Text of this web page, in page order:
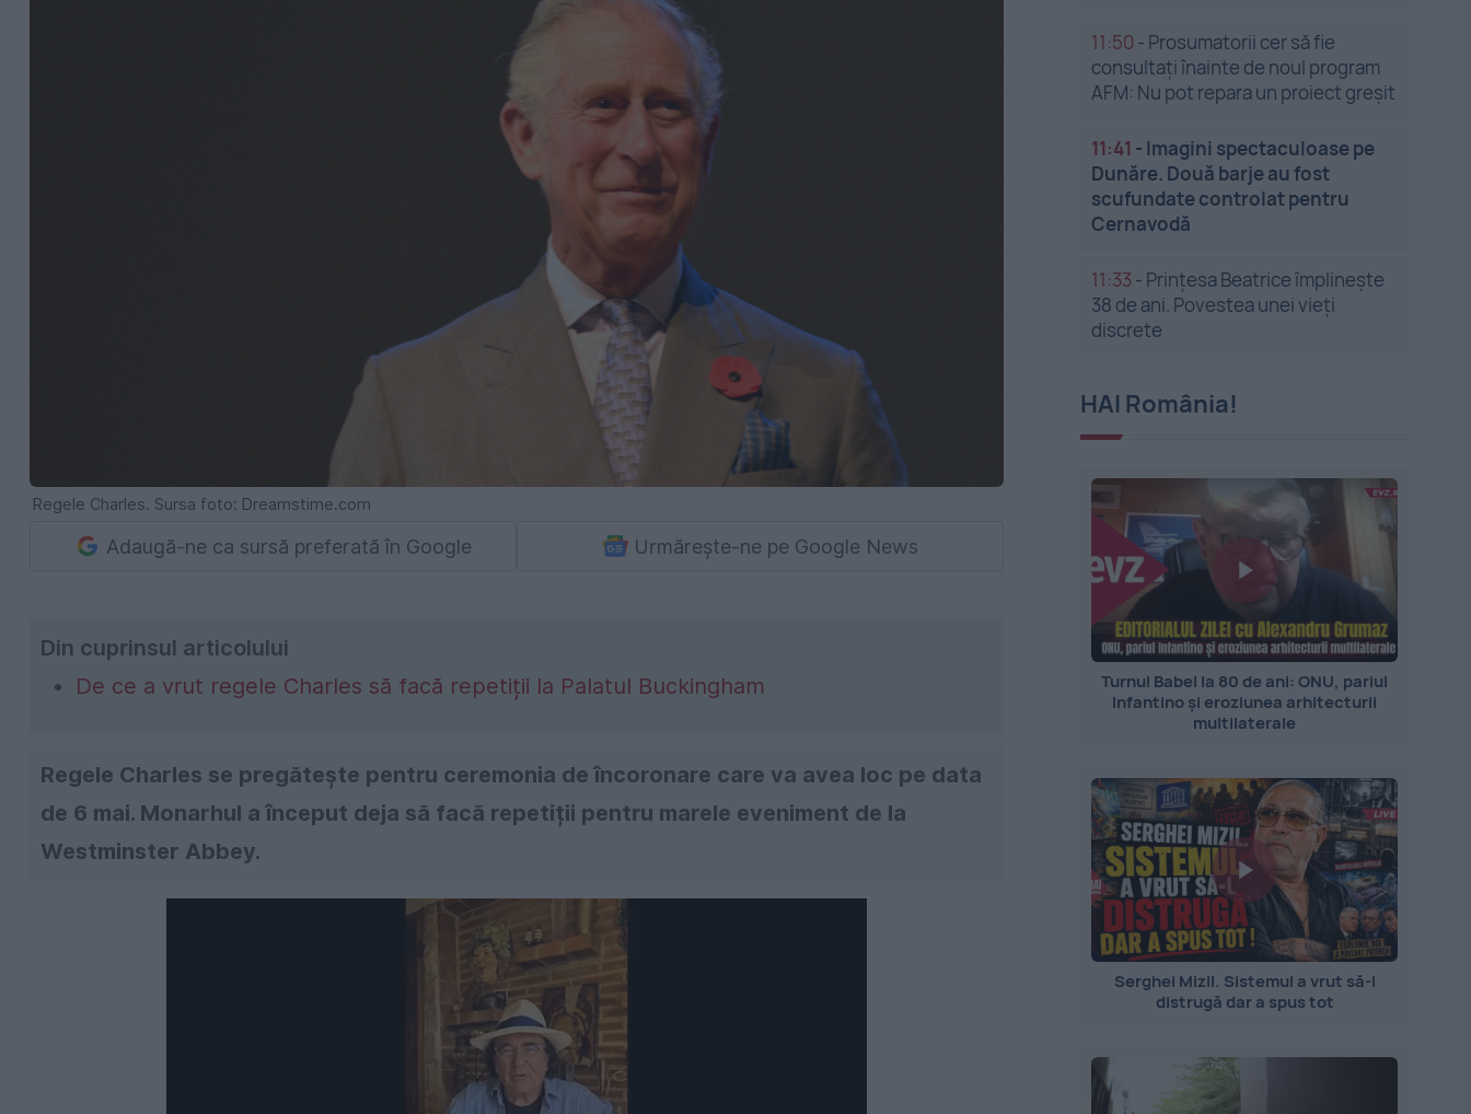
Regele Charles. Sursa foto: Dreamstime.com
Adaugă-ne ca sursă preferată în Google Urmărește-ne pe Google News
Din cuprinsul articolului
De ce a vrut regele Charles să facă repetiții la Palatul Buckingham
Regele Charles se pregătește pentru ceremonia de încoronare care va avea loc pe data
de 6 mai. Monarhul a început deja să facă repetiții pentru marele eveniment de la
Westminster Abbey.
11:50 - Prosumatorii cer să fie
consultați înainte de noul program
AFM: Nu pot repara un proiect greșit
11:41 - Imagini spectaculoase pe
Dunăre. Două barje au fost
scufundate controlat pentru
Cernavodă
11:33 - Prințesa Beatrice împlinește
38 de ani. Povestea unei vieți
discrete
HAI România!
Turnul Babel la 80 de ani: ONU, pariul
Infantino și eroziunea arhitecturii
multilaterale
Serghei Mizil. Sistemul a vrut să-l
distrugă dar a spus tot